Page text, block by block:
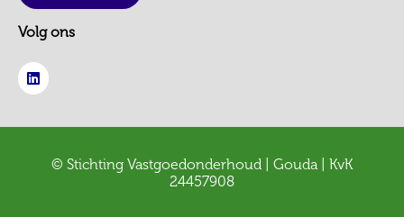
Volg ons
© Stichting Vastgoedonderhoud | Gouda | KvK
24457908